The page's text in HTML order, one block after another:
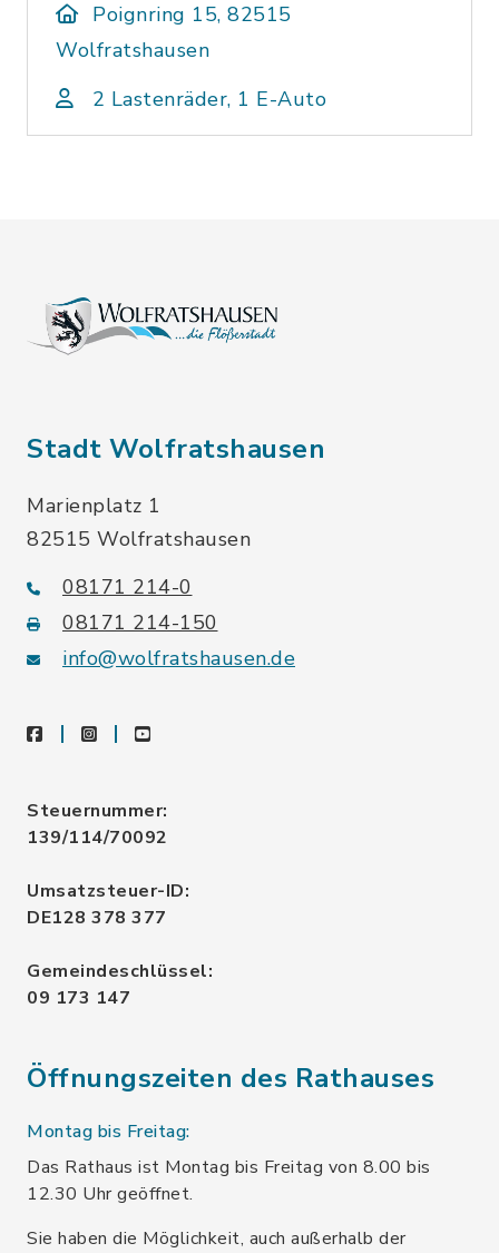
Poignring 15, 82515
Wolfratshausen
2 Lastenräder, 1 E-Auto
Stadt Wolfratshausen
Marienplatz 1
82515 Wolfratshausen
08171 214-0
08171 214-150
info@wolfratshausen.de
facebookinstagramyoutube
Steuernummer:
139/114/70092
Umsatzsteuer-ID:
DE128 378 377
Gemeindeschlüssel:
09 173 147
Öffnungszeiten des Rathauses
Montag bis Freitag:
Das Rathaus ist Montag bis Freitag von 8.00 bis
12.30 Uhr geöffnet.
Sie haben die Möglichkeit, auch außerhalb der